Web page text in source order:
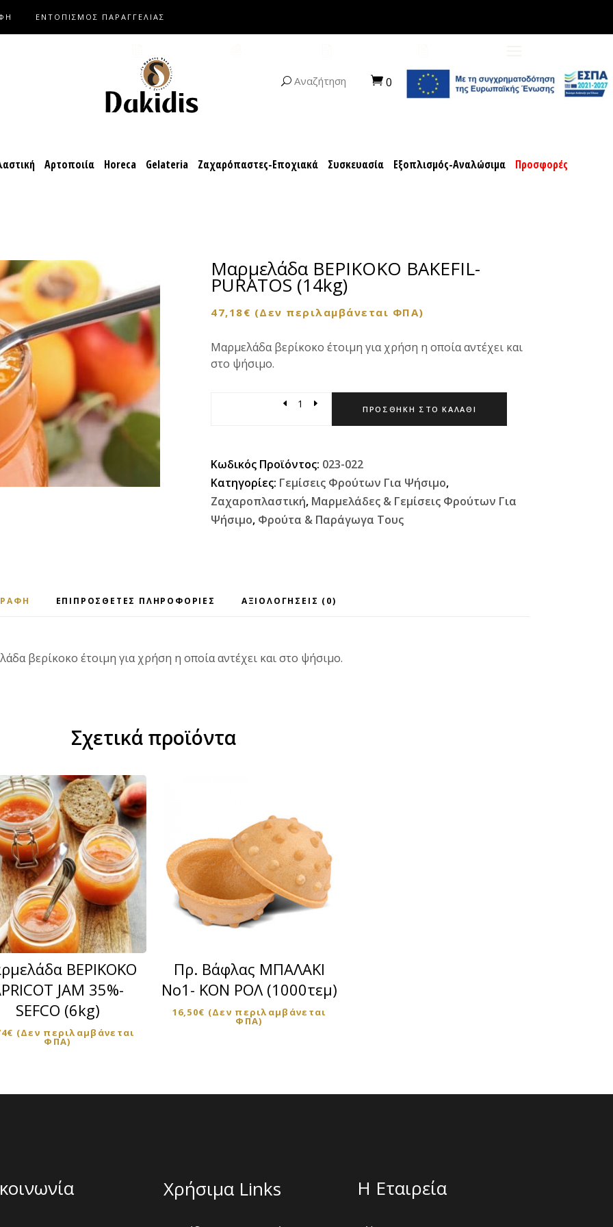
ΕΝΤΟΠΙΣΜΟΣ ΠΑΡΑΓΓΕΛΙΑΣ
Αναζήτηση 0
Αρτοποιία Horeca Gelateria Ζαχαρόπαστες-Εποχιακά Συσκευασία Εξοπλισμός-Αναλώσιμα Προσφορές
Μαρμελάδα ΒΕΡΙΚΟΚΟ BAKEFIL-
PURATOS (14kg)
47,18€ (Δεν περιλαμβάνεται ΦΠΑ)
Μαρμελάδα βερίκοκο έτοιμη για χρήση η οποία αντέχει και
στο ψήσιμο.
ΠΡΟΣΘΉΚΗ ΣΤΟ ΚΑΛΆΘΙ
Κωδικός Προϊόντος: 023-022
Κατηγορίες: Γεμίσεις Φρούτων Για Ψήσιμο,
Ζαχαροπλαστική, Μαρμελάδες & Γεμίσεις Φρούτων Για
Ψήσιμο, Φρούτα & Παράγωγα Τους
ΕΠΙΠΡΌΣΘΕΤΕΣ ΠΛΗΡΟΦΟΡΊΕΣ ΑΞΙΟΛΟΓΉΣΕΙΣ (0)
βερίκοκο έτοιμη για χρήση η οποία αντέχει και στο ψήσιμο.
Σχετικά προϊόντα
ΒΕΡΙΚΟΚΟ
JAM 35%-
SEFCO (6kg)
€ (Δεν περιλαμβάνεται
ΦΠΑ)
Πρ. Βάφλας ΜΠΑΛΑΚΙ
Νο1- ΚΟΝ ΡΟΛ (1000τεμ)
16,50€ (Δεν περιλαμβάνεται
ΦΠΑ)
Χρήσιμα Links Η Εταιρεία